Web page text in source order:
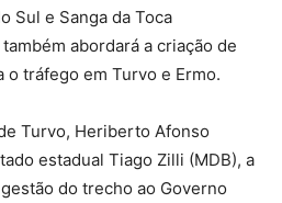
Sul e Sanga da Toca
abordará a criação de
o tráfego em Turvo e Ermo.
Turvo, Heriberto Afonso
estadual Tiago Zilli (MDB), a
do trecho ao Governo